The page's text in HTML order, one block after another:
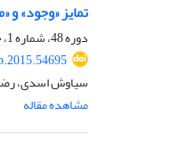
تمایز «وجود» و
دوره 48، شماره 1، خرداد 1394، صفحه
سیاوش اسدی، رضا
مشاهده مقاله